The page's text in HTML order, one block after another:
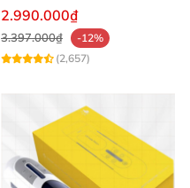
Mua Ngay
2.990.000₫
3.397.000₫
-12%
(2,657)